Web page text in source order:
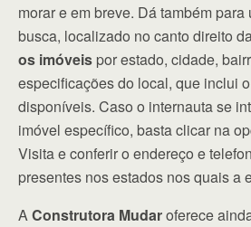
morar e em breve. Dá também
busca, localizado no canto direito
os imóveis por estado, cidade,
especificações do local, que inclui
disponíveis. Caso o internauta se
imóvel específico, basta clicar na
Visita e conferir o endereço e
presentes nos estados nos quais a
AConstrutora Mudaroferece